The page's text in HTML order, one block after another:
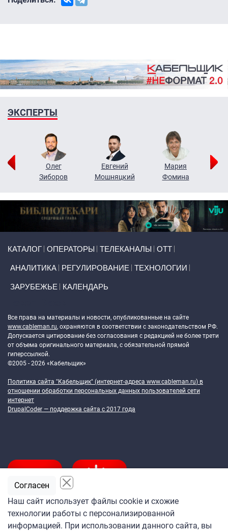
ЭКСПЕРТЫ
Олег
Зиборов
Евгений
Мошняцкий
Мария
Фомина
КАТАЛОГ ОПЕРАТОРЫ ТЕЛЕКАНАЛЫ ОТТ
АНАЛИТИКА РЕГУЛИРОВАНИЕ ТЕХНОЛОГИИ
ЗАРУБЕЖЬЕ КАЛЕНДАРЬ
Все права на материалы и новости, опубликованные на сайте
www.cableman.ru, охраняются в соответствии с законодательством РФ.
Допускается цитирование без согласования с редакцией не более трети
от объема оригинального материала, с обязательной прямой
гиперссылкой.
©2005 - 2026 «Кабельщик»
Политика сайта "Кабельщик" (интернет-адреса www.cableman.ru) в
отношении обработки персональных данных пользователей сети
интернет
DrupalCoder — поддержка сайта c 2017 года
Подпишитесь
Наш сайт использует файлы cookie и схожие
технологии работы с персонализированной
информацией. При использовании данного сайта, вы
Согласен